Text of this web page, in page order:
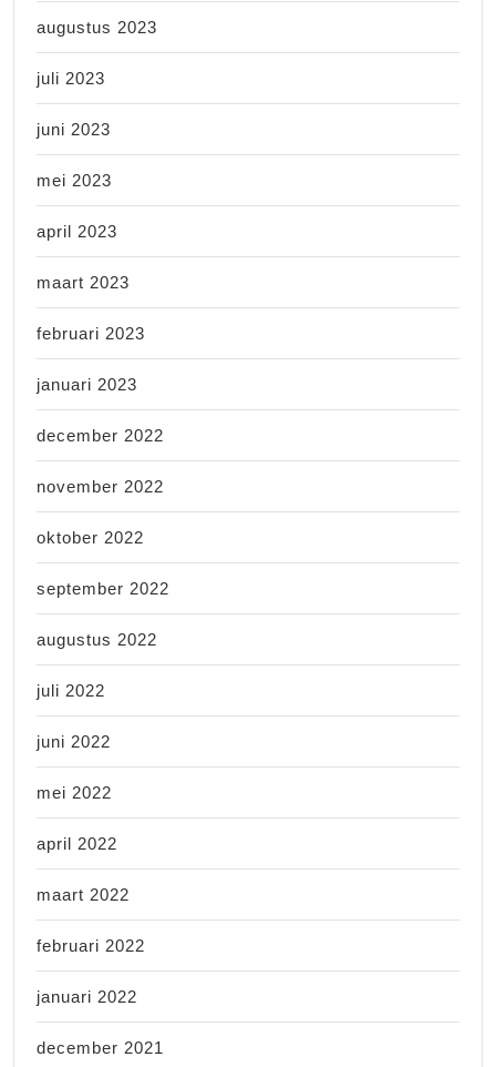
augustus 2023
juli 2023
juni 2023
mei 2023
april 2023
maart 2023
februari 2023
januari 2023
december 2022
november 2022
oktober 2022
september 2022
augustus 2022
juli 2022
juni 2022
mei 2022
april 2022
maart 2022
februari 2022
januari 2022
december 2021